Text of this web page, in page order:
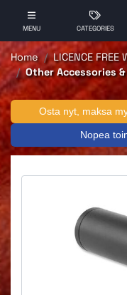
MENU CATEGORIES
Home LICENCE FREE
Other Accessories
Osta nyt, maksa
Nopea